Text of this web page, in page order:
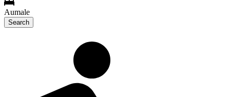
Aumale
Search